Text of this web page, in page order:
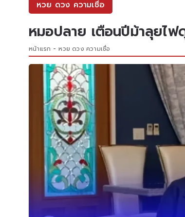
หวย ดวง ความเชื่อ
หมอปลาย เตือนปีม้าลุยไฟ
หน้าแรก หวย ดวง ความเชื่อ